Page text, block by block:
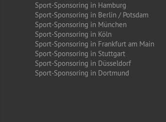
Sport-Sponsoring in Hamburg
Sport-Sponsoring in Berlin / Potsdam
Sport-Sponsoring in München
Sport-Sponsoring in Köln
Sport-Sponsoring in Frankfurt am Main
Sport-Sponsoring in Stuttgart
Sport-Sponsoring in Düsseldorf
Sport-Sponsoring in Dortmund